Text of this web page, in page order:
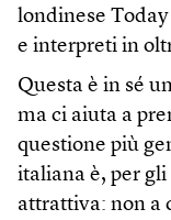
londinese
e interpreti in
Questa è in sé
ma ci aiuta a
questione più
italiana è, per
attrattiva: non a